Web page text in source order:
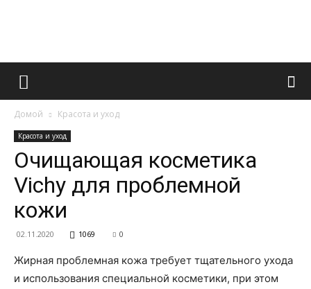
Французский
и
Домой Красота и уход
Красота и уход
Очищающая косметика
Vichy для проблемной
кожи
02.11.2020 1069 0
Жирная проблемная кожа требует тщательного ухода
и использования специальной косметики, при этом